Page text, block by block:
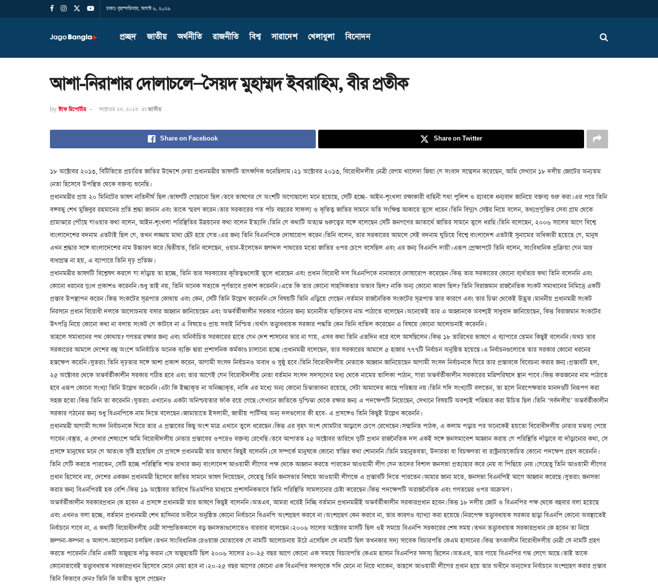
ঢাকাঃ বৃহস্পতিবার, আগস্ট ৬, ২০২৬
প্রচ্ছদ জাতীয় অর্থনীতি রাজনীতি বিশ্ব সারাদেশ খেলাধুলা বিনোদন
আশা-নিরাশার দোলাচলে—সৈয়দ মুহাম্মদ ইবরাহিম, বীর প্রতীক
by স্টাফ রিপোর্টার অক্টোবর ২৩, ২০১৩ in জাতীয়
Share on Facebook Share on Twitter
১৮ অক্টোবর ২০১৩, বিটিভিতে প্রচারিত জাতির উদ্দেশে দেয়া প্রধানমন্ত্রীর ভাষণটি তাৎক্ষণিক শুনেছিলাম। ২১ অক্টোবর ২০১৩, বিরোধীদলীয় নেত্রী বেগম খালেদা জিয়া যে সংবাদ সম্মেলন করেছেন, আমি সেখানে ১৮ দলীয় জোটের অন্যতম
নেতা হিসেবে উপস্থিত থেকে বক্তব্য শুনেছি।
প্রধানমন্ত্রীর প্রায় ২০ মিনিটের ভাষণ নাতিদীর্ঘ ছিল। ভাষণটি গোছানো ছিল। তবে ভাষণের যে অংশটি অগোছালো মনে হয়েছে, সেটি হচ্ছে- আইন-শৃংখলা রক্ষাকারী বাহিনী যথা পুলিশ ও র‌্যাবকে ধন্যবাদ জানিয়ে বক্তব্য শুরু করা। এর পরে তিনি
বঙ্গবন্ধু শেখ মুজিবুর রহমানের প্রতি শ্রদ্ধা জানান এবং তাকে স্মরণ করেন। তার সরকারের গত পাঁচ বছরের সাফল্য ও কৃতিত্ব জাতির সামনে অতি সংক্ষিপ্ত আকারে তুলে ধরেন। তিনি বিদ্যুৎ সেক্টর নিয়ে বলেন, তথ্যপ্রযুক্তির সেবা গ্রাম থেকে
গ্রামান্তরে পৌঁছে যাওয়ার কথা বলেন, আইন-শৃংখলা পরিস্থিতির উন্নয়নের কথা বলেন ইত্যাদি। তিনি যে কথাটি অত্যন্ত গুরুত্বের সঙ্গে বলেছেন সেটি জনগণের জ্ঞাতার্থে জাতির সামনে তুলে ধরছি। তিনি বলেছেন, ২০০৬ সালের আগে বিশ্বে
বাংলাদেশের বদনাম এতটাই ছিল যে, তখন লজ্জায় মাথা হেঁট হয়ে যেত। এর জন্য তিনি বিএনপিকে দোষারোপ করেন। তিনি বলেন, তার সরকারের আমলে সেই বদনাম ঘুচিয়ে বিশ্বে বাংলাদেশ এতটাই সুনামের অধিকারী হয়েছে যে, মানুষ
এখন শ্রদ্ধার সঙ্গে বাংলাদেশের নাম উচ্চারণ করে। দ্বিতীয়ত, তিনি বলেছেন, ওয়ান-ইলেভেন জগদ্দল পাথরের মতো জাতির ওপর চেপে বসেছিল এবং এর জন্য বিএনপি দায়ী। এরূপ প্রেক্ষাপটে তিনি বলেন, সাংবিধানিক প্রক্রিয়া যেন আর
বাধাগ্রস্ত না হয়, এ ব্যাপারে তিনি দৃঢ় প্রতিজ্ঞ।
প্রধানমন্ত্রীর ভাষণটি বিশ্লেষণ করলে যা দাঁড়ায় তা হচ্ছে, তিনি তার সরকারের কৃতিত্বগুলোই তুলে ধরেছেন এবং প্রধান বিরোধী দল বিএনপিকে নানাভাবে দোষারোপ করেছেন। কিন্তু তার সরকারের কোনো ব্যর্থতার কথা তিনি বলেননি এবং
কোনো ধরনের দুঃখ প্রকাশও করেননি। শুধু তাই নয়, তিনি অনেক সত্যকে পূর্ণভাবে প্রকাশ করেননি। এতে কি তার কোনো সাহসিকতার অভাব ছিল? নাকি অন্য কোনো কারণ ছিল? তিনি বিরাজমান রাজনৈতিক সংকট সমাধানের নিমিত্তে একটি
প্রস্তাব উপস্থাপন করেন। কিন্তু সংকটের সূত্রপাত কোথায় এবং কেন, সেটি তিনি উল্লেখ করেননি। সে বিষয়টি তিনি এড়িয়ে গেছেন। বর্তমান রাজনৈতিক সংকটের সূত্রপাত তার কারণে এবং তার চিন্তা থেকেই উদ্ভূত। মাননীয় প্রধানমন্ত্রী সংকট
নিরসনে প্রধান বিরোধী দলকে আলোচনায় বসার আহ্বান জানিয়েছেন এবং অন্তর্বর্তীকালীন সরকার গঠনের জন্য মনোনীত ব্যক্তিদের নাম পাঠাতে বলেছেন। অনেকেই তার এ আহ্বানকে অবশ্যই সাধুবাদ জানিয়েছেন, কিন্তু বিরাজমান সংকটের
উৎপত্তি নিয়ে কোনো কথা না বলায় সংকট যে কাটবে না এ বিষয়েও প্রায় সবাই নিশ্চিত। অর্থাৎ তত্ত্বাবধায়ক সরকার পদ্ধতি কেন তিনি বাতিল করেছেন এ বিষয়ে কোনো আলোচনাই করেননি।
তাহলে সমাধানের পথ কোথায়? গণতন্ত্র রক্ষার জন্য এবং অনির্বাচিত সরকারের হাতে যেন দেশ শাসনের ভার না যায়, এসব কথা তিনি এতদিন ধরে বলে আসছিলেন। কিন্তু ১৮ তারিখের ভাষণে এ ব্যাপারে তেমন কিছুই বলেননি। অথচ তার
সরকারের আমলে দেশের বহু অংশে অনির্বাচিত অনেক ব্যক্তি দ্বারা প্রশাসনিক কর্মকাণ্ড চালানো হচ্ছে। প্রধানমন্ত্রী বলেছেন, তার সরকারের আমলে ৫ হাজার ৭৭৭টি নির্বাচন অনুষ্ঠিত হয়েছে। এ নির্বাচনগুলোতে তার সরকার কোনো ধরনের
হস্তক্ষেপ করেনি। সুতরাং তিনি দৃঢ়তার সঙ্গে আশা প্রকাশ করেন, আগামী সংসদ নির্বাচনও অবাধ ও সুষ্ঠু হবে। তিনি বিরোধীদলীয় নেতাকে আহ্বান জানিয়েছেন আগামী সংসদ নির্বাচনকে ঘিরে তার প্রস্তাবকে বিবেচনা করার জন্য। প্রস্তাবটি হল,
২৫ অক্টোবর থেকে অন্তর্বর্তীকালীন সরকার গঠিত হবে এবং তার আগেই যেন বিরোধীদলীয় নেতা বর্তমান সংসদ সদস্যদের মধ্য থেকে নামের তালিকা পাঠান, যারা অন্তর্বর্তীকালীন সরকারের মন্ত্রিপরিষদে স্থান পাবে। কিন্তু কতজনের নাম পাঠাতে
হবে এরূপ কোনো সংখ্যা তিনি উল্লেখ করেননি। এটা কি ইচ্ছাকৃত না অনিচ্ছাকৃত, নাকি এর মধ্যে অন্য কোনো চিন্তাভাবনা রয়েছে, সেটা আমাদের কাছে পরিষ্কার নয়। তিনি যদি সংখ্যাটি বলতেন, তা হলে নিরপেক্ষতার মানদণ্ডটি নিরূপণ করা
সহজ হতো। কিন্তু তিনি তা করেননি। সুতরাং এখানেও একটা অনিশ্চয়তার ফাঁক রয়ে গেছে। যেখানে জাতিকে দুশ্চিন্তা থেকে রক্ষার জন্য এ পদক্ষেপটি নিয়েছেন, সেখানে বিষয়টি অবশ্যই পরিষ্কার করা উচিত ছিল। তিনি ‘সর্বদলীয়’ অন্তর্বর্তীকালীন
সরকার গঠনের জন্য শুধু বিএনপিকে নাম দিতে বলেছেন। জামায়াতে ইসলামী, জাতীয় পার্টিসহ অন্য দলগুলোর কী হবে- এ প্রসঙ্গেও তিনি কিছুই উল্লেখ করেননি।
প্রধানমন্ত্রী আগামী সংসদ নির্বাচনকে ঘিরে তার এ প্রস্তাবের কিছু অংশ মাত্র এখানে তুলে ধরেছেন। কিন্তু এর বৃহৎ অংশ ঘোমটার আড়ালে চেপে রেখেছেন। সম্মানিত পাঠক, এ কলাম পড়ার পর অনেকেই হয়তো বিরোধীদলীয় নেতার মন্তব্য পেয়ে
যাবেন। বস্তুত, এ লেখার শেষাংশে আমি বিরোধীদলীয় নেতার প্রস্তাবের ওপরেও বক্তব্য রেখেছি। তবে আপাতত ২৫ অক্টোবর তারিখে দুটি প্রধান রাজনৈতিক দল একই সঙ্গে জনসমাবেশ আহ্বান করায় যে পরিস্থিতি দাঁড়াবে বা দাঁড়ানোর কথা, সে
প্রসঙ্গে মানুষের মনে যে আতংক সৃষ্টি হয়েছিল সে প্রসঙ্গে প্রধানমন্ত্রী তার ভাষণে কিছুই বলেননি। সে সম্পর্কে মানুষকে কোনো স্বস্তির কথা শোনাননি। তিনি মহানুভবতা, উদারতা বা বিচক্ষণতা বা রাষ্ট্রনায়কোচিত কোনো পদক্ষেপ গ্রহণ করেননি।
তিনি যেটি করতে পারতেন, সেটি হচ্ছে পরিস্থিতি শান্ত রাখার জন্য বাংলাদেশ আওয়ামী লীগের পক্ষ থেকে আহ্বান করতে পারতেন আওয়ামী লীগ যেন তাদের বিশাল জনসভা প্রত্যাহার করে নেয় বা পিছিয়ে নেয়। যেহেতু তিনি আওয়ামী লীগের
প্রধান হিসেবে নয়, দেশের একজন প্রধানমন্ত্রী হিসেবে জাতির সামনে ভাষণ দিয়েছেন, সেহেতু তিনি জনসভার বিষয়ে আওয়ামী লীগকে এ প্রস্তাবটি দিতে পারতেন। আমার জানা মতে, জনসভা বিএনপিই আগে আহ্বান করেছে। সুতরাং জনসভা
করার জন্য বিএনপিরই হক বেশি। কিন্তু ১৯ অক্টোবর তারিখে ডিএমপির মাধ্যমে প্রশাসনিকভাবে তিনি পরিস্থিতি সামলানোর চেষ্টা করেছেন। কিন্তু পদক্ষেপটি অরাজনৈতিক এবং গণতন্ত্রের ওপর আক্রমণ।
অন্তর্বর্তীকালীন সরকারপ্রধান কে হবেন এ প্রসঙ্গে প্রধানমন্ত্রী তার ভাষণে কিছুই বলেননি। অতএব, আমরা ধরেই নিচ্ছি বর্তমান প্রধানমন্ত্রীই অন্তর্বর্তীকালীন সরকারপ্রধান হবেন। কিন্তু ১৮ দলীয় জোট ও বিএনপির পক্ষ থেকে বহুবার বলা হয়েছে
এবং এখনও বলা হচ্ছে, বর্তমান প্রধানমন্ত্রী শেখ হাসিনার অধীনে অনুষ্ঠিত কোনো নির্বাচনে বিএনপি অংশগ্রহণ করবে না। অংশগ্রহণ কেন করবে না, তার কারণও ব্যাখ্যা করা হয়েছে। নিরপেক্ষ তত্ত্বাবধায়ক সরকার ছাড়া বিএনপি কোনো অবস্থাতেই
নির্বাচনে যাবে না, এ কথাটি বিরোধীদলীয় নেত্রী সাম্প্রতিককালে বড় জনসভাগুলোতেও বারবার বলেছেন। ২০০৬ সালের অক্টোবর মাসটি ছিল ওই সময়ে বিএনপি সরকারের শেষ সময়। তখন তত্ত্বাবধায়ক সরকারপ্রধান কে হবেন তা নিয়ে
জল্পনা-কল্পনা ও আলাপ-আলোচনা চলছিল। তখন সাংবিধানিক রেওয়াজ মোতাবেক যে নামটি আলোচনায় উঠে এসেছিল সে নামটি ছিল তখনকার সদ্য সাবেক বিচারপতি কেএম হাসানের। কিন্তু তৎকালীন বিরোধীদলীয় নেত্রী সে নামটি গ্রহণ
করতে পারেননি। তিনি একটি অজুহাত দাঁড় করান। সে অজুহাতটি ছিল ২০০৬ সালের ২০-২৫ বছর আগে কোনো এক সময়ে বিচারপতি কেএম হাসান বিএনপির সদস্য ছিলেন। অতএব, তার গায়ে বিএনপির গন্ধ লেগে আছে। তাই তাকে
কোনোভাবেই তত্ত্বাবধায়ক সরকারপ্রধান হিসেবে মেনে নেয়া হবে না। ২০-২৫ বছর আগের কোনো এক বিএনপির সদস্যকে যদি মেনে না নিয়ে থাকেন, তাহলে আওয়ামী লীগের প্রধান হয়ে তার অধীনে অন্যদের নির্বাচনে অংশগ্রহণ করার প্রস্তাব
তিনি কিভাবে দেন? তিনি কি অতীত ভুলে গেছেন?